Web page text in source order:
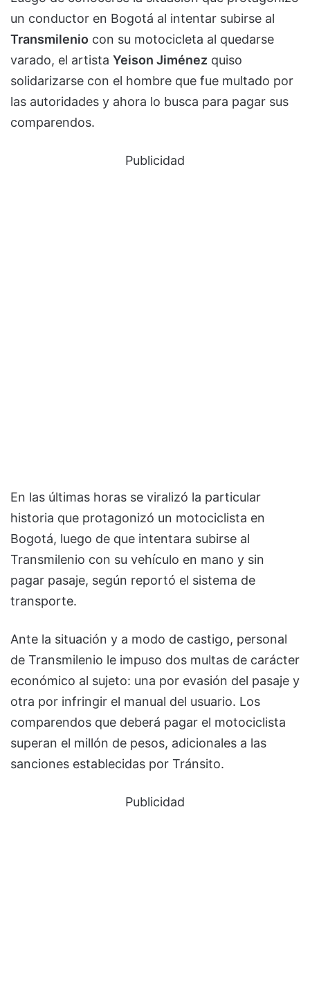
un conductor en Bogotá al intentar subirse al
Transmilenio con su motocicleta al quedarse
varado, el artista Yeison Jiménez quiso
solidarizarse con el hombre que fue multado por
las autoridades y ahora lo busca para pagar sus
comparendos.
Publicidad
En las últimas horas se viralizó la particular
historia que protagonizó un motociclista en
Bogotá, luego de que intentara subirse al
Transmilenio con su vehículo en mano y sin
pagar pasaje, según reportó el sistema de
transporte.
Ante la situación y a modo de castigo, personal
de Transmilenio le impuso dos multas de carácter
económico al sujeto: una por evasión del pasaje y
otra por infringir el manual del usuario. Los
comparendos que deberá pagar el motociclista
superan el millón de pesos, adicionales a las
sanciones establecidas por Tránsito.
Publicidad